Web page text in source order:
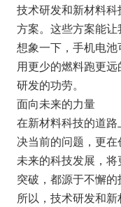
技术研发和新材料
方案。这些方案能让
想象一下，手机电
用更少的燃料跑更
研发的功劳。
面向未来的力量
在新材料科技的道
决当前的问题，更在
未来的科技发展，
突破，都源于不懈的
所以，技术研发和